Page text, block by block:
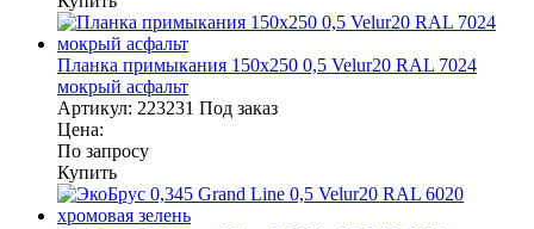
Планка примыкания 150х250 0,5 Velur20 RAL 7024
мокрый асфальт
Артикул: 223231 Под заказ
Цена:
По запросу
Купить